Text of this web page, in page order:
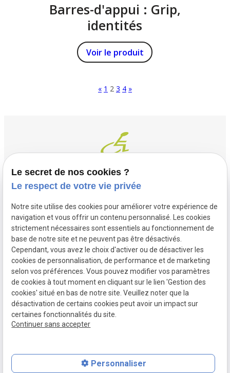
Barres-d'appui : Grip,
identités
Voir le produit
« 1 2 3 4 »
Contact
03 20 32 97 37
flandremedical@gmail.com
1 Place Saint Piat
59113 SECLIN
Horaires
Lundi - Vendredi
09:00 - 12:00 et 14:00 - 18:30
Mentions
Politique de
Le secret de nos cookies ?
Le respect de votre vie privée
Notre site utilise des cookies pour améliorer votre expérience de
navigation et vous offrir un contenu personnalisé. Les cookies
strictement nécessaires sont essentiels au fonctionnement de
base de notre site et ne peuvent pas être désactivés.
Cependant, vous avez le choix d'activer ou de désactiver les
cookies de personnalisation, de performance et de marketing
selon vos préférences. Vous pouvez modifier vos paramètres
de cookies à tout moment en cliquant sur le lien 'Gestion des
cookies' situé en bas de notre site. Veuillez noter que la
désactivation de certains cookies peut avoir un impact sur
certaines fonctionnalités du site.
Continuer sans accepter
Personnaliser